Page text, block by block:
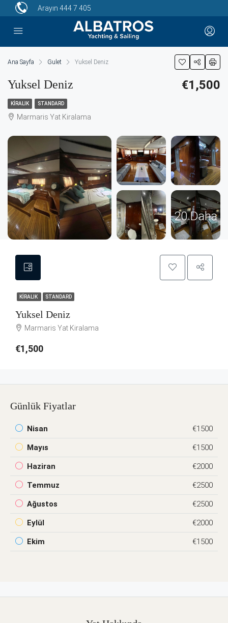
Arayın 444 7 405
Ana Sayfa Gulet Yuksel Deniz
Yuksel Deniz €1,500
KIRALIK STANDARD
Marmaris Yat Kiralama
20 Daha
KIRALIK STANDARD
Yuksel Deniz
Marmaris Yat Kiralama
€1,500
Günlük Fiyatlar
Nisan €1500
Mayıs €1500
Haziran €2000
Temmuz €2500
Ağustos €2500
Eylül €2000
Ekim €1500